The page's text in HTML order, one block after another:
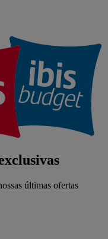
últimas ofertas